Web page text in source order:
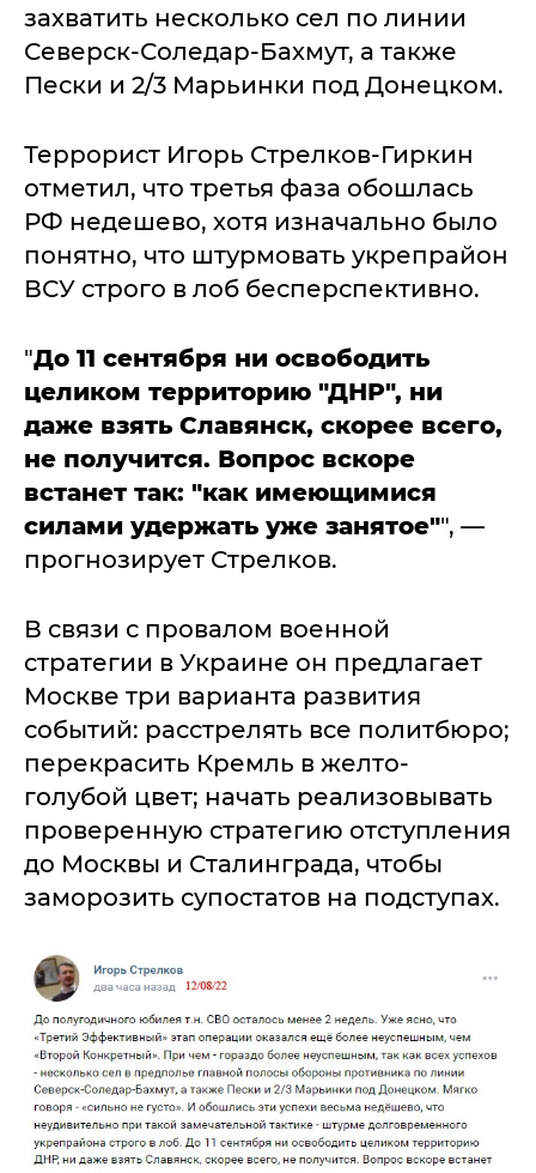
захватить несколько сел по линии
Северск-Соледар-Бахмут, а также
Пески и 2/3 Марьинки под Донецком.
Террорист Игорь Стрелков-Гиркин
отметил, что третья фаза обошлась
РФ недешево, хотя изначально было
понятно, что штурмовать укрепрайон
ВСУ строго в лоб бесперспективно.
"До 11 сентября ни освободить
целиком территорию "ДНР", ни
даже взять Славянск, скорее всего,
не получится. Вопрос вскоре
встанет так: "как имеющимися
силами удержать уже занятое"", —
прогнозирует Стрелков.
В связи с провалом военной
стратегии в Украине он предлагает
Москве три варианта развития
событий: расстрелять все политбюро;
перекрасить Кремль в желто-
голубой цвет; начать реализовывать
проверенную стратегию отступления
до Москвы и Сталинграда, чтобы
заморозить супостатов на подступах.